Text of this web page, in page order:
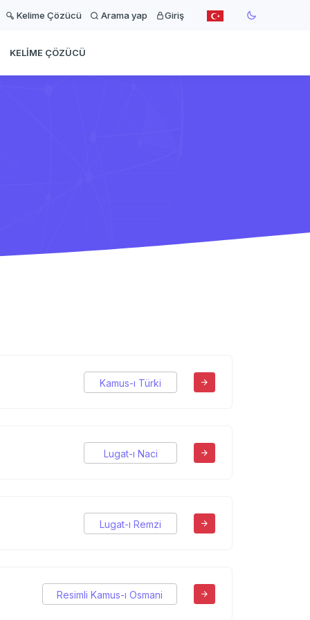
Kelime Çözücü Arama yap Giriş
KELIME ÇÖZÜCÜ
Kamus-ı Türki
Lugat-ı Naci
Lugat-ı Remzi
Resimli Kamus-ı Osmani